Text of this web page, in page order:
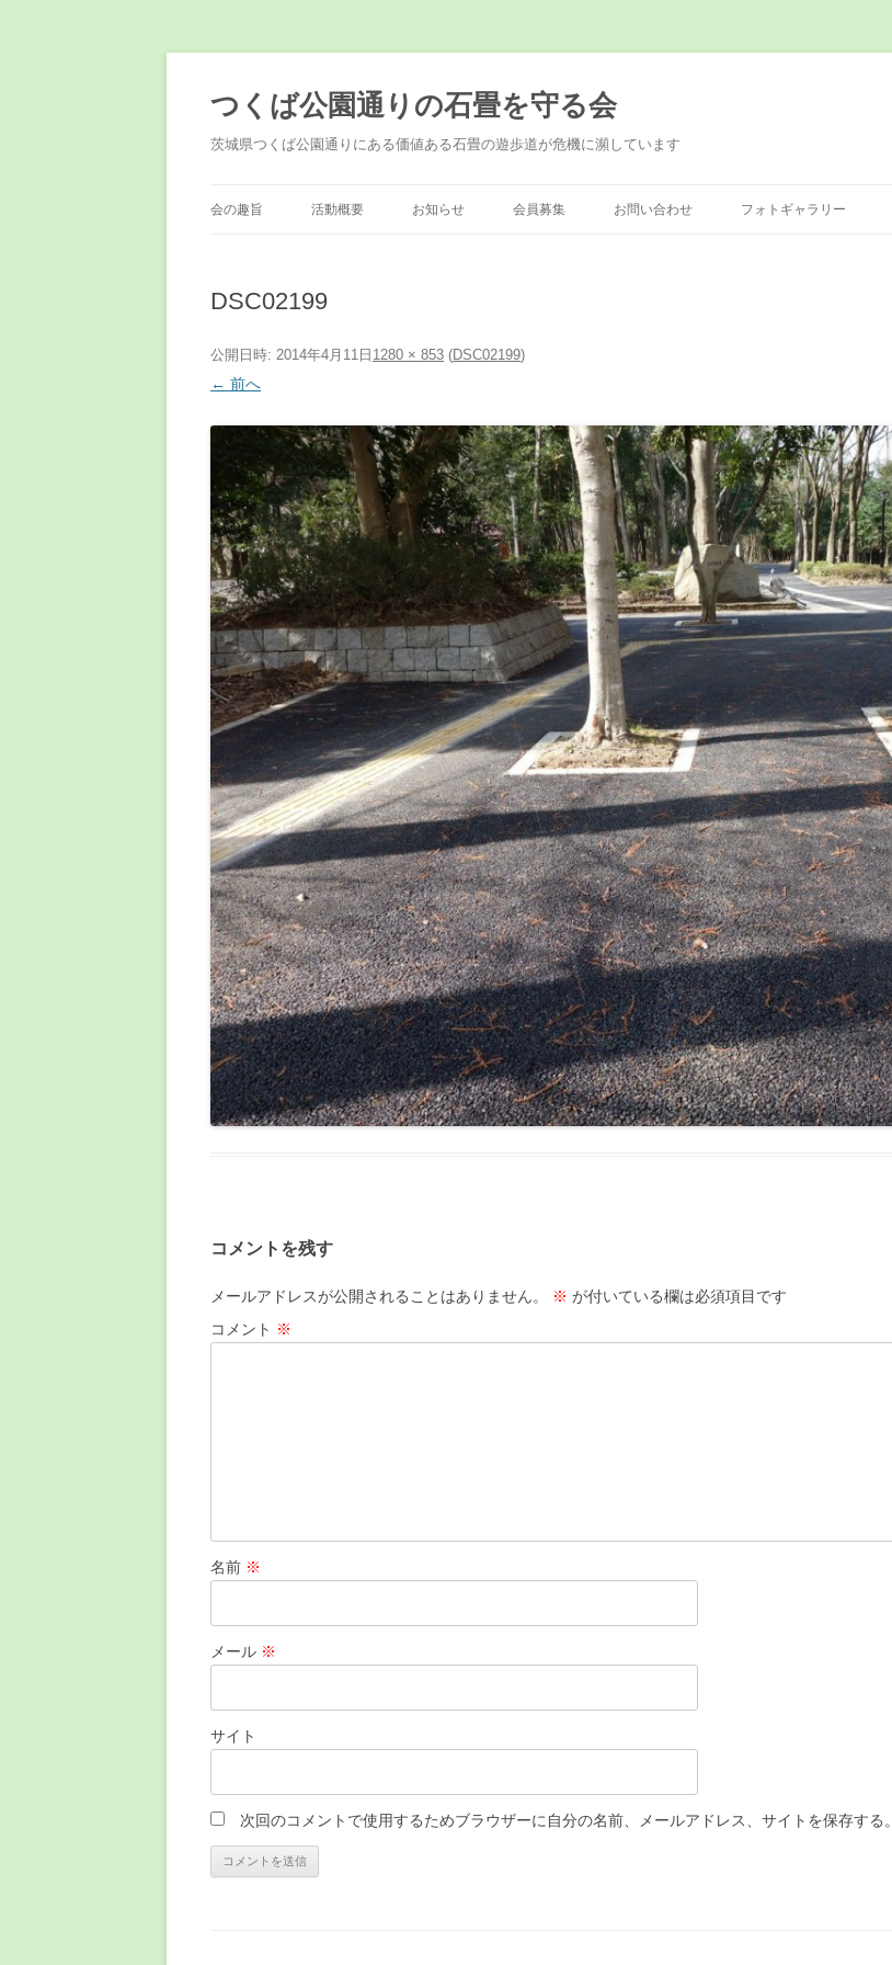
ン
ツ
へ
ス
つくば公園通りの石畳を守る会
茨城県つくば公園通りにある価値ある石畳の遊歩道が危機に瀕しています
会の趣旨 活動概要 お知らせ 会員募集 お問い合わせ フォトギャラリー
DSC02199
公開日時: 2014年4月11日 1280 × 853 (DSC02199)
← 前へ
コメントを残す
メールアドレスが公開されることはありません。 ※ が付いている欄は必須項目です
コメント ※
名前 ※
メール ※
サイト
次回のコメントで使用するためブラウザーに自分の名前、メールアドレス、サイトを保存する。